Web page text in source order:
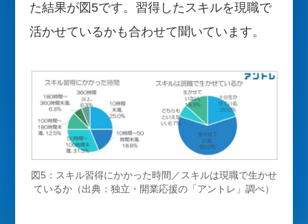
た結果が図5です。習得したスキルを現職で
活かせているかも合わせて聞いています。
図5：スキル習得にかかった時間／スキルは現職で生かせ
ているか（出典：独立・開業応援の「アントレ」調べ）